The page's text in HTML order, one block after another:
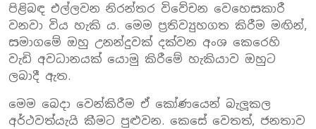
පිළිබඳ එල්ලවන නිරන්තර විවේචන වෙහෙසකාරී
වනවා විය හැකි ය. මෙම ප්‍රතිව්‍යුහගත කිරීම මඟින්,
සමාගමේ ඔහු උනන්දුවක් දක්වන අංශ කෙරෙහි
වැඩි අවධානයක් යොමු කිරීමේ හැකියාව ඔහුට
ලබාදී ඇත.
මෙම බෙදා වෙන්කිරීම ඒ කෝණයෙන් බැලූකල
අර්ථවත්යැයි කීමට පුළුවන. කෙසේ වෙතත්, ජනතාව